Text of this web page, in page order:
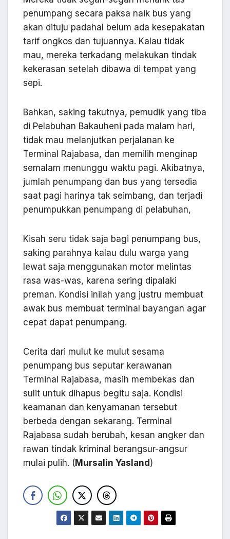
penumpang secara paksa naik bus yang
akan dituju padahal belum ada kesepakatan
tarif ongkos dan tujuannya. Kalau tidak
mau, mereka terkadang melakukan tindak
kekerasan setelah dibawa di tempat yang
sepi.
Bahkan, saking takutnya, pemudik yang tiba
di Pelabuhan Bakauheni pada malam hari,
tidak mau melanjutkan perjalanan ke
Terminal Rajabasa, dan memilih menginap
semalam menunggu waktu pagi. Akibatnya,
jumlah penumpang dan bus yang tersedia
saat pagi harinya tak seimbang, dan terjadi
penumpukkan penumpang di pelabuhan,
Kisah seru tidak saja bagi penumpang bus,
saking parahnya kalau dulu warga yang
lewat saja menggunakan motor melintas
rasa was-was, karena sering dipalaki
preman. Kondisi inilah yang justru membuat
awak bus membuat terminal bayangan agar
cepat dapat penumpang.
Cerita dari mulut ke mulut sesama
penumpang bus seputar kerawanan
Terminal Rajabasa, masih membekas dan
sulit untuk dihapus begitu saja. Kondisi
keamanan dan kenyamanan tersebut
berbeda dengan sekarang. Terminal
Rajabasa sudah berubah, kesan angker dan
rawan tindak kriminal berangsur-angsur
mulai pulih. (Mursalin Yasland)